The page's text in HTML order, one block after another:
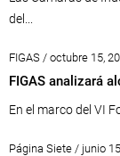
del...
FIGAS / octubre 15,
FIGAS analizará
En el marco del VI
Página Siete / junio